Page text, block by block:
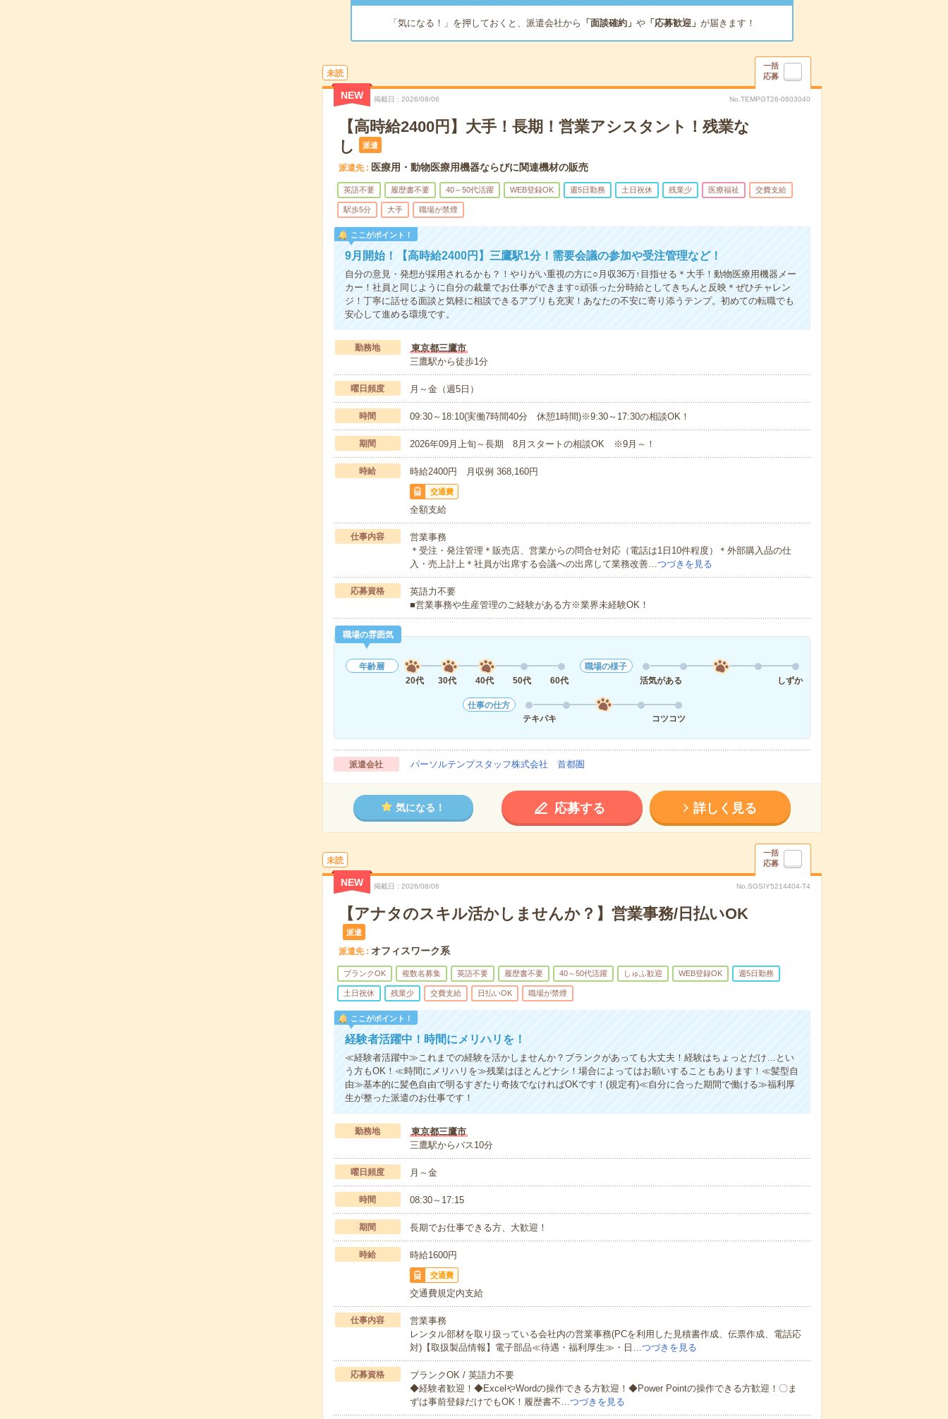
「気になる！」を押しておくと、派遣会社から 「面談確約」 や「応募歓迎」 が届きます！
未読
一括
応募
NEW 掲載日 2026/08/06 No.TEMPGT26-0603040
【高時給2400円】大手！長期！営業アシスタント！残業な
し
派遣
派遣先 医療用・動物医療用機器ならびに関連機材の販売
英語不要 履歴書不要 40～50代活躍 WEB登録OK 週5日勤務 土日祝休 残業少 医療福祉 交費支給
駅歩5分 大手 職場が禁煙
ここがポイント！
9月開始！【高時給2400円】三鷹駅1分！需要会議の参加や受注管理など！
自分の意見・発想が採用されるかも？！やりがい重視の方に○月収36万↑目指せる＊大手！動物医療用機器メー
カー！社員と同じように自分の裁量でお仕事ができます○頑張った分時給としてきちんと反映＊ぜひチャレン
ジ！丁寧に話せる面談と気軽に相談できるアプリも充実！あなたの不安に寄り添うテンプ。初めての転職でも
安心して進める環境です。
勤務地
東京都三鷹市
三鷹駅から徒歩1分
曜日頻度 月～金（週5日）
時間 09:30～18:10(実働7時間40分 休憩1時間)※9:30～17:30の相談OK！
期間 2026年09月上旬～長期 8月スタートの相談OK ※9月～！
時給 時給2400円 月収例 368,160円
交通費
全額支給
仕事内容
営業事務
＊受注・発注管理＊販売店、営業からの問合せ対応（電話は1日10件程度）＊外部購入品の仕
入・売上計上＊社員が出席する会議への出席して業務改善…つづきを見る
応募資格
英語力不要
■営業事務や生産管理のご経験がある方※業界未経験OK！
職場の雰囲気
年齢層
20代
30代 40代 50代 60代
職場の様子
活気がある
しずか
仕事の仕方
テキパキ
コツコツ
派遣会社 パーソルテンプスタッフ株式会社 首都圏
気になる！ 応募する 詳しく見る
未読
一括
応募
NEW 掲載日 2026/08/06 No.SGSIY5214404-T4
【アナタのスキル活かしませんか？】営業事務/日払いOK
派遣
派遣先 オフィスワーク系
ブランクOK 複数名募集 英語不要 履歴書不要 40～50代活躍 しゅふ歓迎 WEB登録OK 週5日勤務
土日祝休 残業少 交費支給 日払いOK 職場が禁煙
ここがポイント！
経験者活躍中！時間にメリハリを！
≪経験者活躍中≫これまでの経験を活かしませんか？ブランクがあっても大丈夫！経験はちょっとだけ…とい
う方もOK！≪時間にメリハリを≫残業はほとんどナシ！場合によってはお願いすることもあります！≪髪型自
由≫基本的に髪色自由で明るすぎたり奇抜でなければOKです！(規定有)≪自分に合った期間で働ける≫福利厚
生が整った派遣のお仕事です！
勤務地
東京都三鷹市
三鷹駅からバス10分
曜日頻度 月～金
時間 08:30～17:15
期間 長期でお仕事できる方、大歓迎！
時給 時給1600円
交通費
交通費規定内支給
仕事内容
営業事務
レンタル部材を取り扱っている会社内の営業事務(PCを利用した見積書作成、伝票作成、電話応
対)【取扱製品情報】電子部品≪待遇・福利厚生≫・日…つづきを見る
応募資格
ブランクOK / 英語力不要
◆経験者歓迎！◆ExcelやWordの操作できる方歓迎！◆Power Pointの操作できる方歓迎！〇ま
ずは事前登録だけでもOK！履歴書不…つづきを見る